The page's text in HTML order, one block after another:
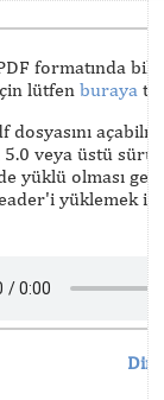
formatında
lütfen buraya
dosyasını
5.0 veya üstü
yüklü olması
yüklemek